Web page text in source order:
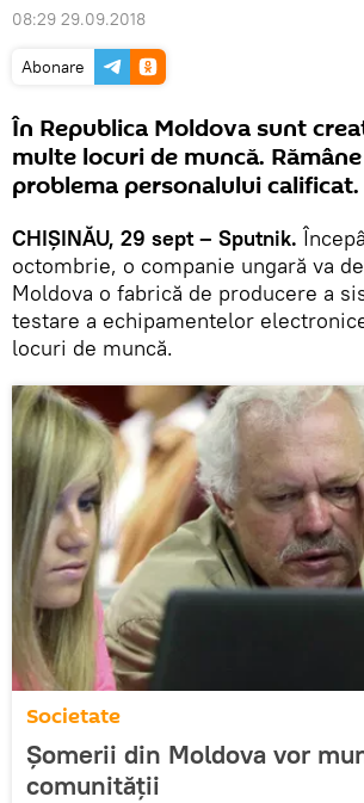
08:29 29.09.2018
Abonare
În Republica Moldova sunt
multe locuri de muncă.
problema personalului calificat.
CHIȘINĂU, 29 sept – Sputnik.
octombrie, o companie ungară va
Moldova o fabrică de producere a
testare a echipamentelor
locuri de muncă.
Societate
Șomerii din Moldova vor
comunității